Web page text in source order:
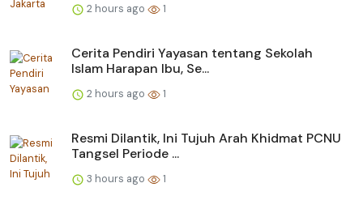
2 hours ago 1
Cerita Pendiri Yayasan tentang Sekolah
Islam Harapan Ibu, Se...
2 hours ago 1
Resmi Dilantik, Ini Tujuh Arah Khidmat PCNU
Tangsel Periode ...
3 hours ago 1